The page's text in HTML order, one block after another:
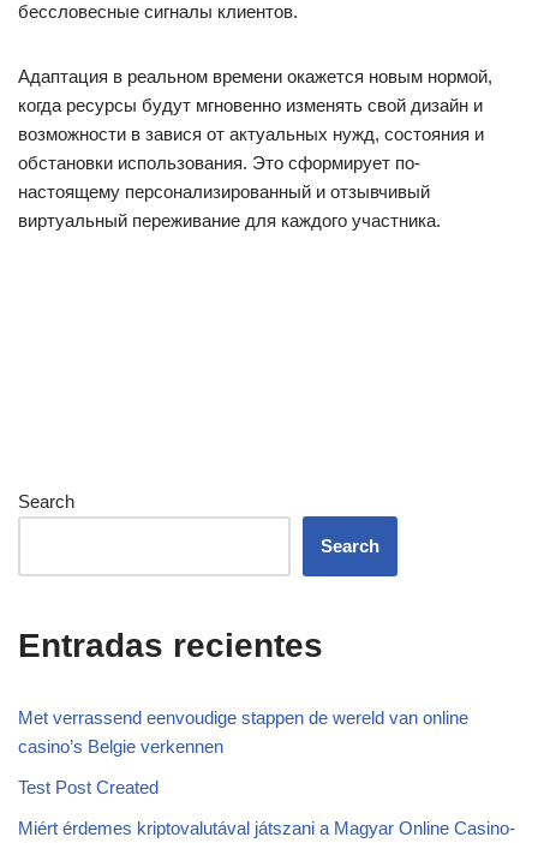
бессловесные сигналы клиентов.
Адаптация в реальном времени окажется новым нормой,
когда ресурсы будут мгновенно изменять свой дизайн и
возможности в завися от актуальных нужд, состояния и
обстановки использования. Это сформирует по-
настоящему персонализированный и отзывчивый
виртуальный переживание для каждого участника.
Search
Search
Entradas recientes
Met verrassend eenvoudige stappen de wereld van online
casino’s Belgie verkennen
Test Post Created
Miért érdemes kriptovalutával játszani a Magyar Online Casino-